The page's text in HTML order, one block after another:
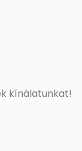
kínálatunkat!